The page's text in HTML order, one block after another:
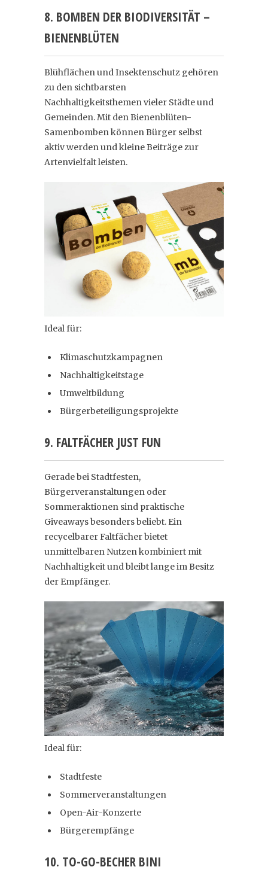
8. BOMBEN DER BIODIVERSITÄT –
BIENENBLÜTEN
Blühflächen und Insektenschutz gehören
zu den sichtbarsten
Nachhaltigkeitsthemen vieler Städte und
Gemeinden. Mit den Bienenblüten-
Samenbomben können Bürger selbst
aktiv werden und kleine Beiträge zur
Artenvielfalt leisten.
Ideal für:
Klimaschutzkampagnen
Nachhaltigkeitstage
Umweltbildung
Bürgerbeteiligungsprojekte
9. FALTFÄCHER JUST FUN
Gerade bei Stadtfesten,
Bürgerveranstaltungen oder
Sommeraktionen sind praktische
Giveaways besonders beliebt. Ein
recycelbarer Faltfächer bietet
unmittelbaren Nutzen kombiniert mit
Nachhaltigkeit und bleibt lange im Besitz
der Empfänger.
Ideal für:
Stadtfeste
Sommerveranstaltungen
Open-Air-Konzerte
Bürgerempfänge
10. TO-GO-BECHER BINI